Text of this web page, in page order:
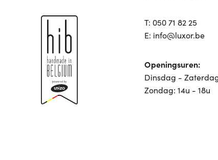
T: 050 71 82 25
E: info@luxor.be
Openingsuren:
Dinsdag -
Zondag: 14u - 18u